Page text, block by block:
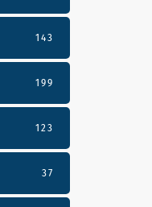
143
199
123
37